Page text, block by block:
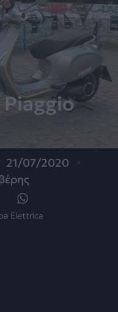
21/07/2020
Elettrica